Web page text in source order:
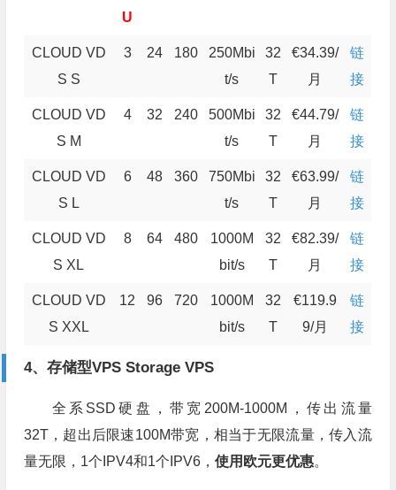
U
CLOUD VD
S S
3 24 180
250Mbi
t/s
32
T
€34.39/
月
链
接
CLOUD VD
S M
4 32 240
500Mbi
t/s
32
T
€44.79/
月
链
接
CLOUD VD
S L
6 48 360
750Mbi
t/s
32
T
€63.99/
月
链
接
CLOUD VD
S XL
8 64 480
1000M
bit/s
32
T
€82.39/
月
链
接
CLOUD VD
S XXL
12 96 720
1000M
bit/s
32
T
€119.9
9/月
链
接
4、存储型VPS Storage VPS
全系SSD硬盘，带宽200M-1000M，传出流量
32T，超出后限速100M带宽，相当于无限流量，传入流
量无限，1个IPV4和1个IPV6， 使用欧元更优惠。